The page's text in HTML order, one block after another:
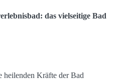
das vielseitige Bad
heilenden Kräfte der Bad